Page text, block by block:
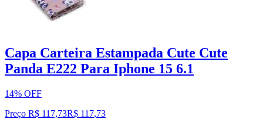
Capa Carteira Estampada Cute Cute
Panda E222 Para Iphone 15 6.1
14% OFF
Preço R$ 117,73R$ 117,73